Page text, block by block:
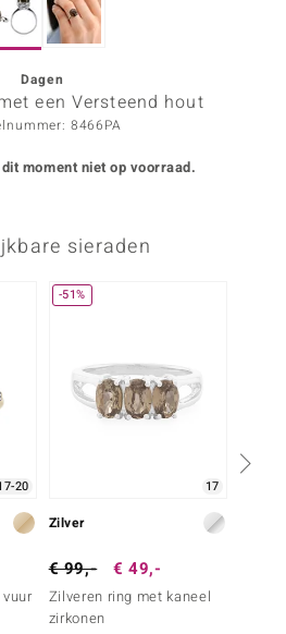
Dagen
een Versteend hout
8466PA
moment niet op voorraad.
sieraden
20
-51%
17
Zilver
€ 99,- € 49,-
Zilveren ring met kaneel
zirkonen